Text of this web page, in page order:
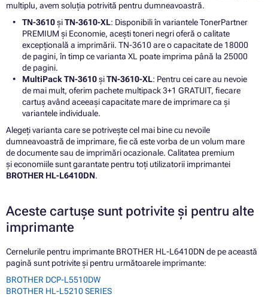
multiplu, avem soluția potrivită pentru dumneavoastră.
TN-3610șiTN-3610-XL: Disponibili în variantele TonerPartner
PREMIUM și Economie, acești toneri negri oferă o calitate
excepțională a imprimării. TN-3610 are o capacitate de 18000
de pagini, în timp ce varianta XL poate imprima până la 25000
de pagini.
MultiPack TN-3610șiTN-3610-XL: Pentru cei care au nevoie
de mai mult, oferim pachete multipack 3+1 GRATUIT, fiecare
cartuș având aceeași capacitate mare de imprimare ca și
variantele individuale.
Alegeți varianta care se potrivește cel mai bine cu nevoile
dumneavoastră de imprimare, fie că este vorba de un volum mare
de documente sau de imprimări ocazionale. Calitatea premium
și economiile sunt garantate pentru toți utilizatorii imprimantei
BROTHER HL-L6410DN.
Aceste cartușe sunt potrivite și pentru alte
imprimante
Cernelurile pentru imprimante BROTHER HL-L6410DN de pe această
pagină sunt potrivite și pentru următoarele imprimante:
BROTHER DCP-L5510DW
BROTHER HL-L5210 SERIES